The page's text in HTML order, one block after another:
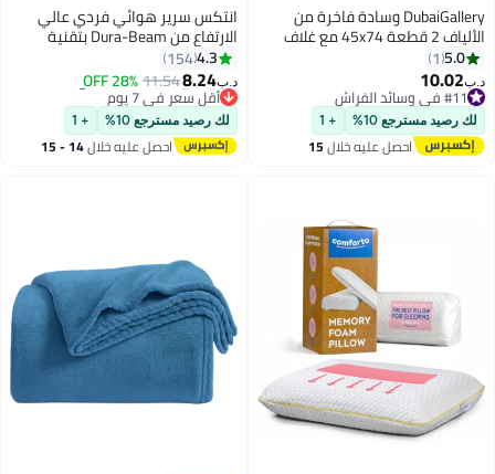
DubaiGallery وسادة فاخرة من
الألياف 2 قطعة 45x74 مع غلاف
قماش قطني وحشوة بولي يوريثان
عالية الكثافة تقدم دعمًا فائقًا
ونعومة ومتانة مثالية لتحسين جودة
النوم ليلة بعد ليلة
5.0
1
د.ب‏10.02
#11 في وسائد الفراش
#11 في وسائد الفراش
لك رصيد مسترجع 10% + 1
احصل عليه خلال15
انتكس سرير هوائي فردي عالي
الارتفاع من Dura-Beam بتقنية
combination أبيض/رمادي
4.3
154
د.ب‏8.24
11.54
28% OFF
#3 في أسّرة قابلة للنفخ
أقل سعر في 7 يوم
#3 في أسّرة قابلة للنفخ
لك رصيد مسترجع 10% + 1
احصل عليه خلال 14 - 15